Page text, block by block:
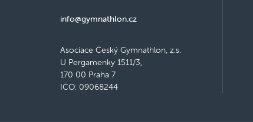
info@gymnathlon.cz
Asociace Český Gymnathlon, z.s.
U Pergamenky 1511/3,
170 00 Praha 7
IČO: 09068244